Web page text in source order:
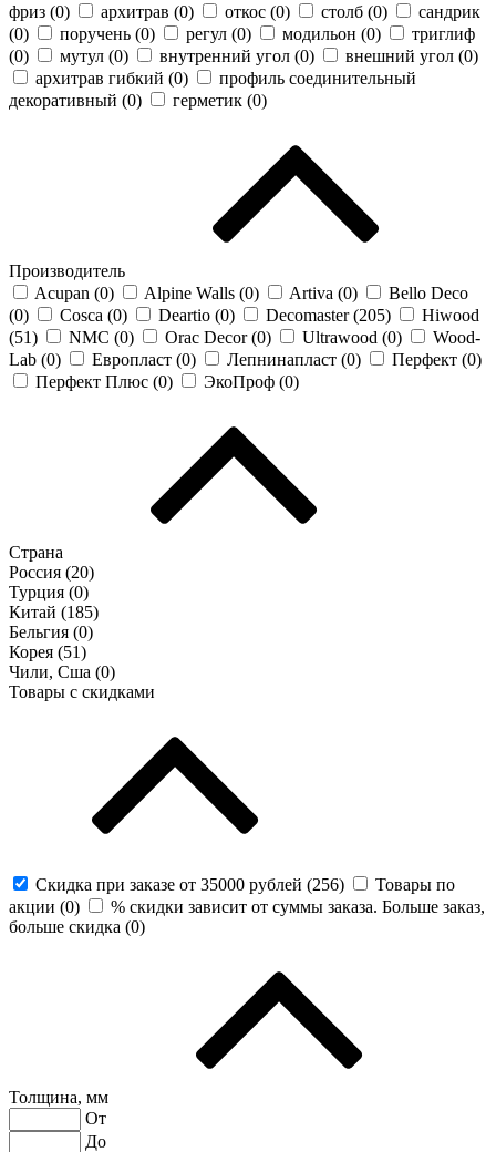
фриз (0) архитрав (0) откос (0) столб (0)
сандрик
(0) поручень (0) регул (0) модильон (0)
триглиф
(0) мутул (0) внутренний угол (0) внешний угол (0)
архитрав гибкий (0)
профиль соединительный
декоративный (0) герметик (0)
Производитель
Acupan (0) Alpine Walls (0) Artiva (0)
Bello Deco
(0) Cosca (0) Deartio (0) Decomaster (205)
Hiwood
(51) NMC (0) Orac Decor (0) Ultrawood (0)
Wood-
Lab (0) Европласт (0) Лепнинапласт (0) Перфект (0)
Перфект Плюс (0) ЭкоПроф (0)
Страна
Россия (20)
Турция (0)
Китай (185)
Бельгия (0)
Корея (51)
Чили, Сша (0)
Товары с скидками
Скидка при заказе от 35000 рублей (256)
Товары по
акции (0)
% скидки зависит от суммы заказа. Больше заказ,
больше скидка (0)
Толщина, мм
От
До